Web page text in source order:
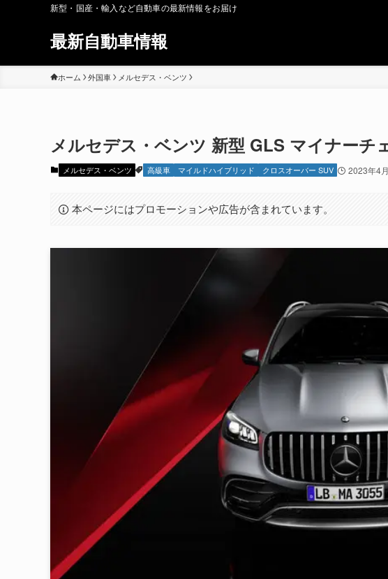
新型・国産・輸入など自動車の最新情報をお届け
最新自動車情報
ホーム 外国車 メルセデス・ベンツ
メルセデス・ベンツ 新型 GLS マイナーチ
メルセデス・ベンツ 高級車 マイルドハイブリッド クロスオーバー SUV 2023年4
本ページにはプロモーションや広告が含まれています。